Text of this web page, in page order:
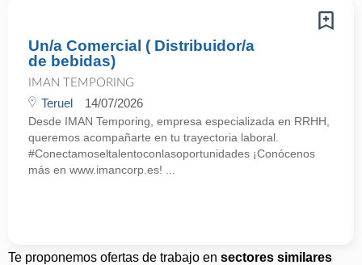
Un/a Comercial ( Distribuidor/a
de bebidas)
IMAN TEMPORING
Teruel 14/07/2026
Desde IMAN Temporing, empresa especializada en RRHH,
queremos acompañarte en tu trayectoria laboral.
#Conectamoseltalentoconlasoportunidades ¡Conócenos
más en www.imancorp.es! ...
Te proponemos ofertas de trabajo en sectores similares